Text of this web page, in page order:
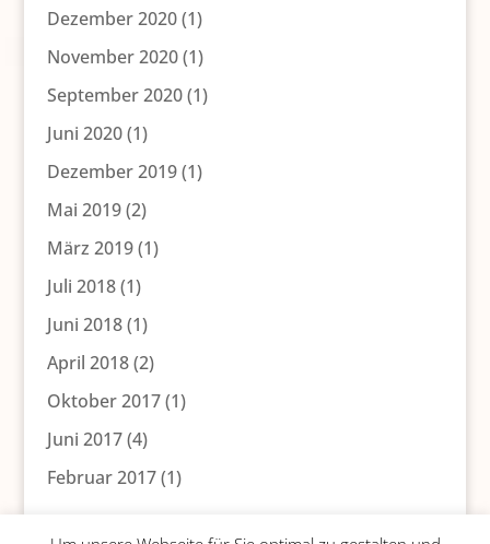
Dezember 2020(1)
November 2020(1)
September 2020(1)
Juni 2020(1)
Dezember 2019(1)
Mai 2019(2)
März 2019(1)
Juli 2018(1)
Juni 2018(1)
April 2018(2)
Oktober 2017(1)
Juni 2017(4)
Februar 2017(1)